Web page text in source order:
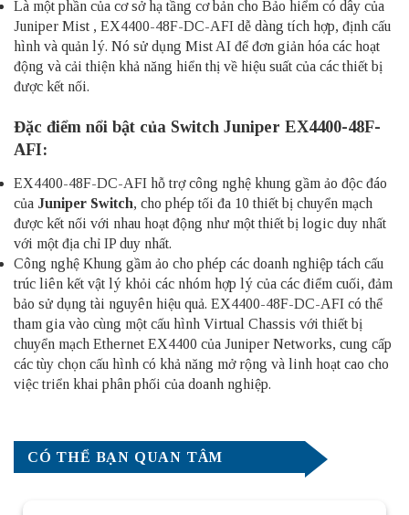
Là một phần của cơ sở hạ tầng cơ bản cho Bảo hiểm có dây của
Juniper Mist , EX4400-48F-DC-AFI dễ dàng tích hợp, định cấu
hình và quản lý. Nó sử dụng Mist AI để đơn giản hóa các hoạt
động và cải thiện khả năng hiển thị về hiệu suất của các thiết bị
được kết nối.
Đặc điểm nổi bật của Switch Juniper EX4400-48F-
AFI:
EX4400-48F-DC-AFI hỗ trợ công nghệ khung gầm ảo độc đáo
của Juniper Switch, cho phép tối đa 10 thiết bị chuyển mạch
được kết nối với nhau hoạt động như một thiết bị logic duy nhất
với một địa chỉ IP duy nhất.
Công nghệ Khung gầm ảo cho phép các doanh nghiệp tách cấu
trúc liên kết vật lý khỏi các nhóm hợp lý của các điểm cuối, đảm
bảo sử dụng tài nguyên hiệu quả. EX4400-48F-DC-AFI có thể
tham gia vào cùng một cấu hình Virtual Chassis với thiết bị
chuyển mạch Ethernet EX4400 của Juniper Networks, cung cấp
các tùy chọn cấu hình có khả năng mở rộng và linh hoạt cao cho
việc triển khai phân phối của doanh nghiệp.
CÓ THỂ BẠN QUAN TÂM